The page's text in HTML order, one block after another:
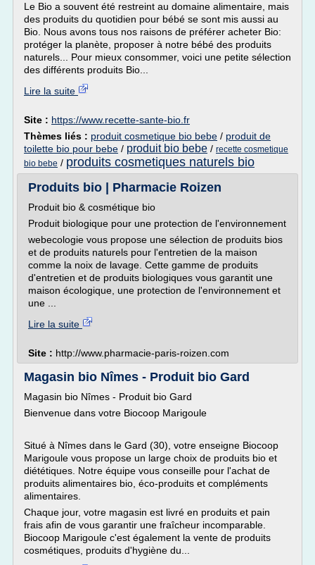
Le Bio a souvent été restreint au domaine alimentaire, mais
des produits du quotidien pour bébé se sont mis aussi au
Bio. Nous avons tous nos raisons de préférer acheter Bio:
protéger la planète, proposer à notre bébé des produits
naturels... Pour mieux consommer, voici une petite sélection
des différents produits Bio...
Lire la suite
Site : https://www.recette-sante-bio.fr
Thèmes liés : produit cosmetique bio bebe / produit de
toilette bio pour bebe / produit bio bebe / recette cosmetique
bio bebe / produits cosmetiques naturels bio
Produits bio | Pharmacie Roizen
Produit bio & cosmétique bio
Produit biologique pour une protection de l'environnement
webecologie vous propose une sélection de produits bios
et de produits naturels pour l'entretien de la maison
comme la noix de lavage. Cette gamme de produits
d'entretien et de produits biologiques vous garantit une
maison écologique, une protection de l'environnement et
une ...
Lire la suite
Site : http://www.pharmacie-paris-roizen.com
Magasin bio Nîmes - Produit bio Gard
Magasin bio Nîmes - Produit bio Gard
Bienvenue dans votre Biocoop Marigoule
Situé à Nîmes dans le Gard (30), votre enseigne Biocoop
Marigoule vous propose un large choix de produits bio et
diététiques. Notre équipe vous conseille pour l'achat de
produits alimentaires bio, éco-produits et compléments
alimentaires.
Chaque jour, votre magasin est livré en produits et pain
frais afin de vous garantir une fraîcheur incomparable.
Biocoop Marigoule c'est également la vente de produits
cosmétiques, produits d'hygiène du...